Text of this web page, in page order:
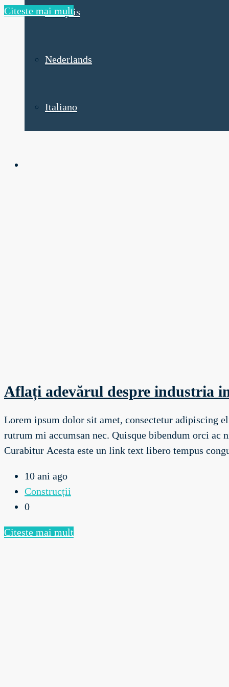
Français
Nederlands
Italiano
Citeste mai mult
Aflați adevărul despre industria
Lorem ipsum dolor sit amet, consectetur adipiscing
rutrum mi accumsan nec. Quisque bibendum orci
Curabitur Acesta este un link text libero tempus
10 ani ago
Construcții
0
Citeste mai mult